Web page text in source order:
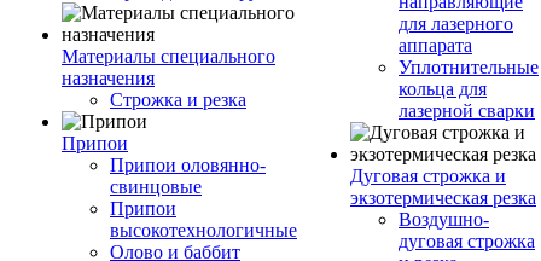
Материалы специального
назначения
Строжка и резка
Припои
Припои оловянно-
свинцовые
Припои
высокотехнологичные
Олово и баббит
для лазерного
аппарата
Уплотнительные
кольца для
лазерной сварки
Дуговая строжка и
экзотермическая резка
Воздушно-
дуговая строжка